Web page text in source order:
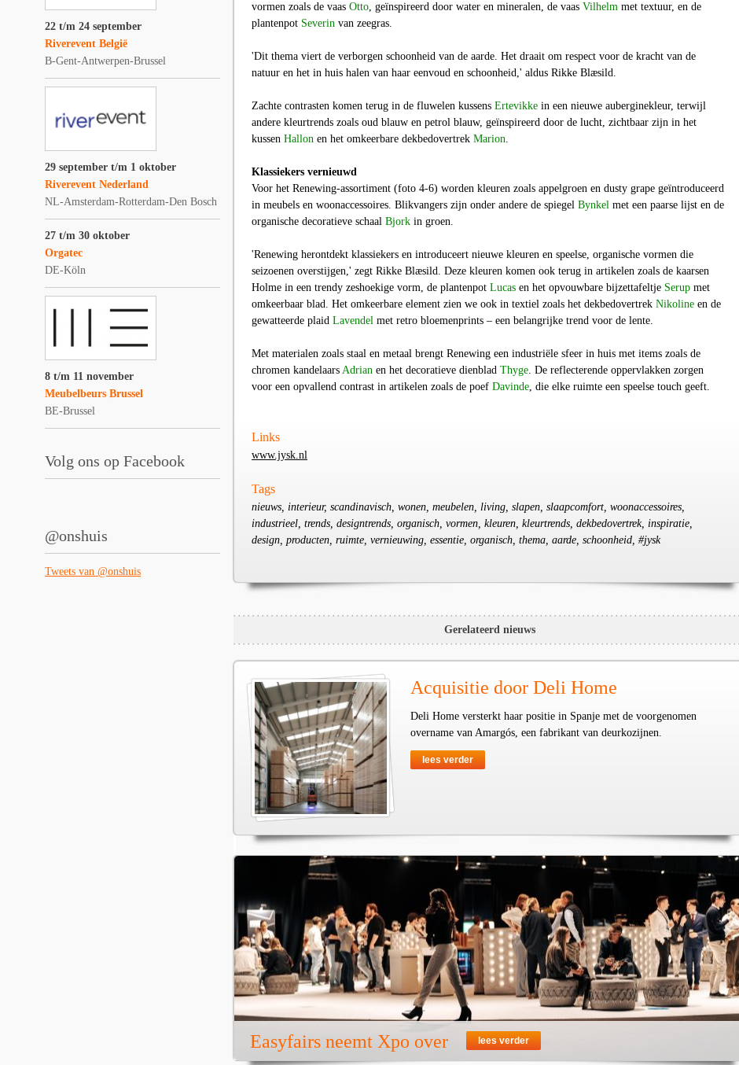
22 t/m 24 september
Riverevent België
B-Gent-Antwerpen-Brussel
29 september t/m 1 oktober
Riverevent Nederland
NL-Amsterdam-Rotterdam-Den Bosch
27 t/m 30 oktober
Orgatec
DE-Köln
8 t/m 11 november
Meubelbeurs Brussel
BE-Brussel
Volg ons op Facebook
@onshuis
Tweets van @onshuis
vormen zoals de vaas Otto, geïnspireerd door water en mineralen, de vaas Vilhelm met textuur, en de
plantenpot Severin van zeegras.
'Dit thema viert de verborgen schoonheid van de aarde. Het draait om respect voor de kracht van de
natuur en het in huis halen van haar eenvoud en schoonheid,' aldus Rikke Blæsild.
Zachte contrasten komen terug in de fluwelen kussens Ertevikke in een nieuwe auberginekleur, terwijl
andere kleurtrends zoals oud blauw en petrol blauw, geïnspireerd door de lucht, zichtbaar zijn in het
kussen Hallon en het omkeerbare dekbedovertrek Marion.
Klassiekers vernieuwd
Voor het Renewing-assortiment (foto 4-6) worden kleuren zoals appelgroen en dusty grape geïntroduceerd
in meubels en woonaccessoires. Blikvangers zijn onder andere de spiegel Bynkel met een paarse lijst en de
organische decoratieve schaal Bjork in groen.
'Renewing herontdekt klassiekers en introduceert nieuwe kleuren en speelse, organische vormen die
seizoenen overstijgen,' zegt Rikke Blæsild. Deze kleuren komen ook terug in artikelen zoals de kaarsen
Holme in een trendy zeshoekige vorm, de plantenpot Lucas en het opvouwbare bijzettafeltje Serup met
omkeerbaar blad. Het omkeerbare element zien we ook in textiel zoals het dekbedovertrek Nikoline en de
gewatteerde plaid Lavendel met retro bloemenprints – een belangrijke trend voor de lente.
Met materialen zoals staal en metaal brengt Renewing een industriële sfeer in huis met items zoals de
chromen kandelaars Adrian en het decoratieve dienblad Thyge. De reflecterende oppervlakken zorgen
voor een opvallend contrast in artikelen zoals de poef Davinde, die elke ruimte een speelse touch geeft.
Links
www.jysk.nl
Tags
nieuws, interieur, scandinavisch, wonen, meubelen, living, slapen, slaapcomfort, woonaccessoires,
industrieel, trends, designtrends, organisch, vormen, kleuren, kleurtrends, dekbedovertrek, inspiratie,
design, producten, ruimte, vernieuwing, essentie, organisch, thema, aarde, schoonheid, #jysk
Gerelateerd nieuws
Acquisitie door Deli Home
Deli Home versterkt haar positie in Spanje met de voorgenomen
overname van Amargós, een fabrikant van deurkozijnen.
lees verder
Easyfairs neemt Xpo over lees verder